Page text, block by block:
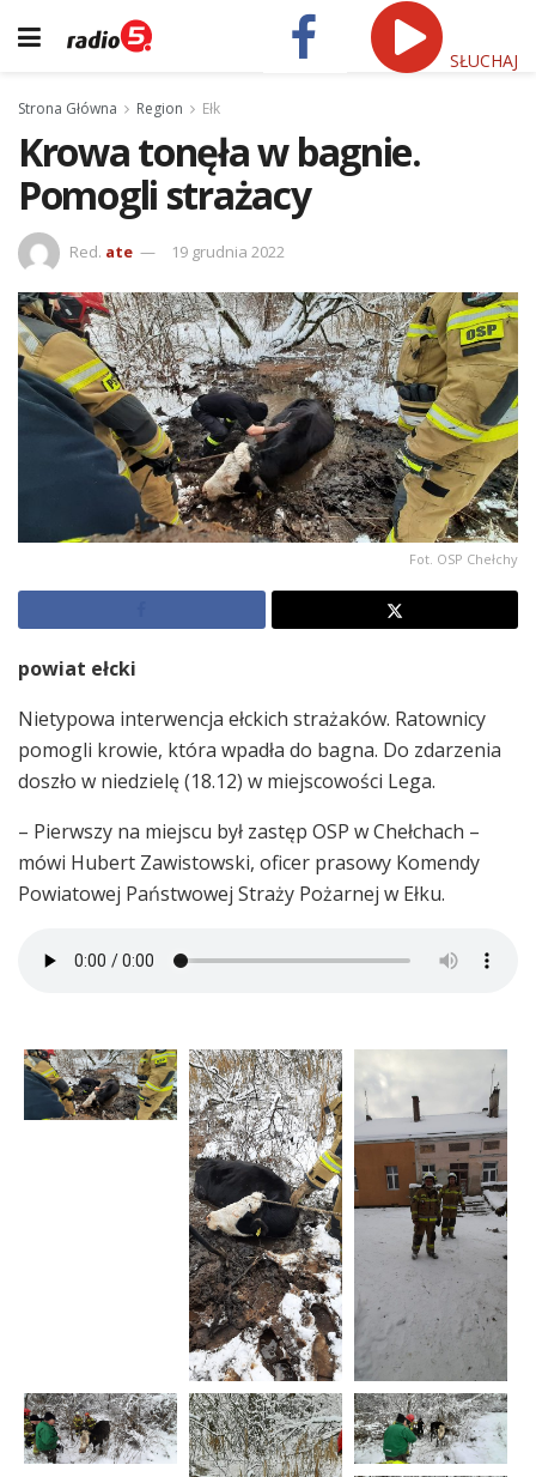
SŁUCHAJ
Strona Główna Region Ełk
Krowa tonęła w bagnie.
Pomogli strażacy
Red. ate 19 grudnia 2022
Fot. OSP Chełchy
powiat ełcki
Nietypowa interwencja ełckich strażaków. Ratownicy
pomogli krowie, która wpadła do bagna. Do zdarzenia
doszło w niedzielę (18.12) w miejscowości Lega.
– Pierwszy na miejscu był zastęp OSP w Chełchach –
mówi Hubert Zawistowski, oficer prasowy Komendy
Powiatowej Państwowej Straży Pożarnej w Ełku.